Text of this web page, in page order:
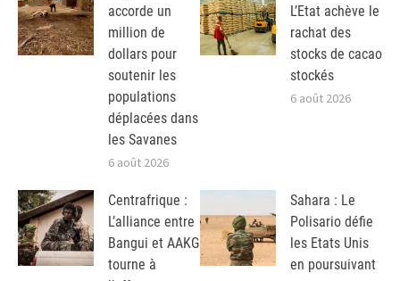
accorde un
million de
dollars pour
soutenir les
populations
déplacées dans
les Savanes
6 août 2026
L’Etat achève le
rachat des
stocks de cacao
stockés
6 août 2026
Centrafrique :
L’alliance entre
Bangui et AAKG
tourne à
Sahara : Le
Polisario défie
les Etats Unis
en poursuivant